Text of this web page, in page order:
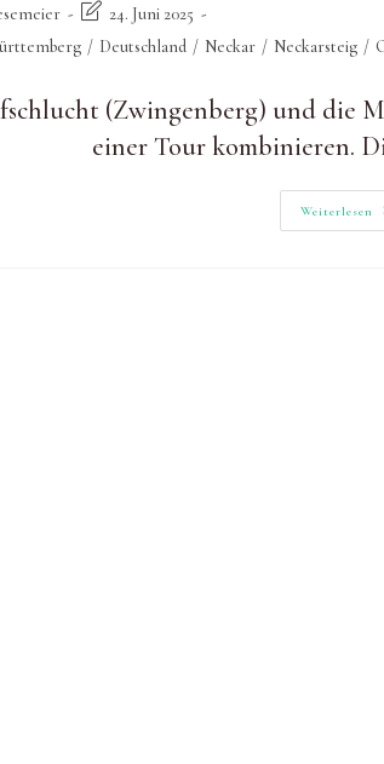
Beitrag
zuletzt
geändert
24. Juni 2025
/ Deutschland / Neckar / Neckarsteig /
(Zwingenberg) und die
einer Tour kombinieren.
Weiterlesen